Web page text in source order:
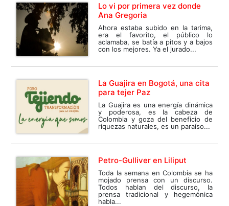
Lo vi por primera vez donde
Ana Gregoria
Ahora estaba subido en la tarima,
era el favorito, el público lo
aclamaba, se batía a pitos y a bajos
con los mejores. Ya el jurado...
La Guajira en Bogotá, una cita
para tejer Paz
La Guajira es una energía dinámica
y poderosa, es la cabeza de
Colombia y goza del beneficio de
riquezas naturales, es un paraíso...
Petro-Gulliver en Liliput
Toda la semana en Colombia se ha
mojado prensa con un discurso.
Todos hablan del discurso, la
prensa tradicional y hegemónica
habla...